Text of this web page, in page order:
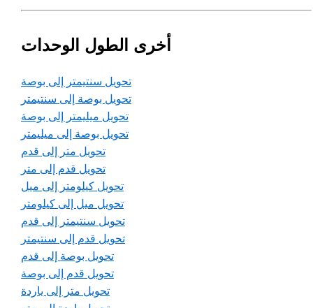
أخرى الطول الوحدات
تحويل سنتيمتر إلى بوصة
تحويل بوصة إلى سنتيمتر
تحويل ميليمتر إلى بوصة
تحويل بوصة إلى ميليمتر
تحويل متر إلى قدم
تحويل قدم إلى متر
تحويل كيلومتر إلى ميل
تحويل ميل إلى كيلومتر
تحويل سنتيمتر إلى قدم
تحويل قدم إلى سنتيمتر
تحويل بوصة إلى قدم
تحويل قدم إلى بوصة
تحويل متر إلى ياردة